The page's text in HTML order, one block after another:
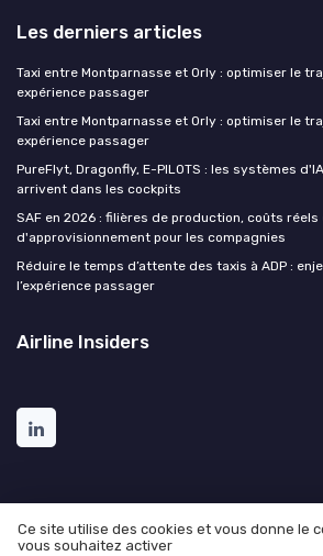
Les derniers articles
Taxi entre Montparnasse et Orly : optimiser le
expérience passager
Taxi entre Montparnasse et Orly : optimiser le
expérience passager
PureFlyt, Dragonfly, E-PILOTS : les systèmes
arrivent dans les cockpits
SAF en 2026 : filières de production, coûts
d'approvisionnement pour les compagnies
Réduire le temps d’attente des taxis à ADP :
l’expérience passager
Airline Insiders
Ce site utilise des cookies et vous donne le
vous souhaitez activer